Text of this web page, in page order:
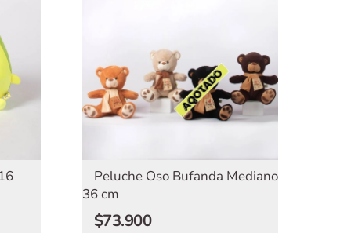
Peluche Oso Bufanda Mediano
36 cm
$73.900